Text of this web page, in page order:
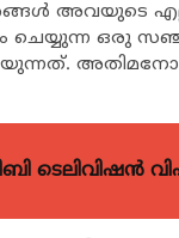
അവയുടെ
ഒരു
ടെലിവിഷൻ